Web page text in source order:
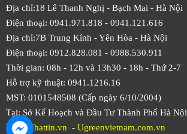
Địa chỉ:18 Lê Thanh Nghị - Bạch Mai - Hà Nội
Điện thoại: 0941.971.818 - 0941.121.616
Địa chỉ:7B Trung Kính - Yên Hòa - Hà Nội
Điện thoại: 0912.828.081 - 0988.530.911
Thời gian: 08h - 12h và 13h30 - 18h - Thứ 2-7
Hỗ trợ kỹ thuật: 0941.1216.16
MST: 0101548508 (Cấp ngày 6/10/2004)
Tại: Sở Kế Hoạch và Đầu Tư Thành Phố Hà Nội
Web:Nhattin.vn - Ugreenvietnam.com.vn